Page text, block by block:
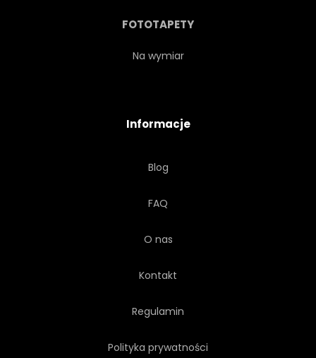
FOTOTAPETY
Na wymiar
Informacje
Blog
FAQ
O nas
Kontakt
Regulamin
Polityka prywatności